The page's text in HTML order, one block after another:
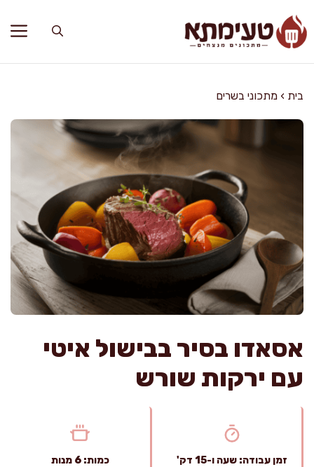
לתוכן
בית › מתכוני בשרים
אסאדו בסיר בבישול איטי
עם ירקות שורש
זמן עבודה: שעה ו-15 דק' כמות: 6 מנות